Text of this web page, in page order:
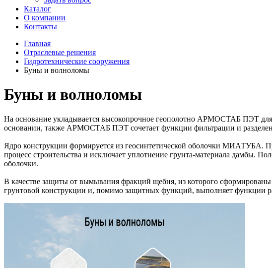
Каталог
О компании
Контакты
Главная
Отраслевые решения
Гидротехнические сооружения
Буны и волноломы
Буны и волноломы
На основание укладывается высокопрочное геополотно АРМОСТАБ ПЭТ для
основании, также АРМОСТАБ ПЭТ сочетает функции фильтрации и
Ядро конструкции формируется из геосинтетической оболочки МИАТУБА.
процесс строительства и исключает уплотнение грунта-материала дамбы.
оболочки.
В качестве защиты от вымывания фракций щебня, из которого
грунтовой конструкции и, помимо защитных функций, выполняет функции